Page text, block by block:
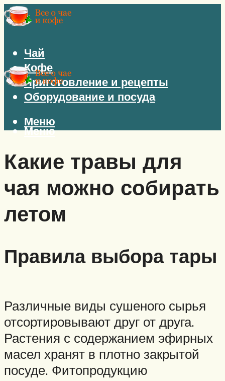
Чай
Кофе
Приготовление и рецепты
Оборудование и посуда
Меню
Меню
Какие травы для
чая можно собирать
летом
Правила выбора тары
Различные виды сушеного сырья
отсортировывают друг от друга.
Растения с содержанием эфирных
масел хранят в плотно закрытой
посуде. Фитопродукцию